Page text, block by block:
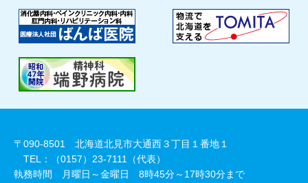
〒090-8501 北海道北見市大通西３丁目１番地１
TEL：（0157）23-7111（代表）
執務時間 月曜日～金曜日 8時45分～17時30分まで